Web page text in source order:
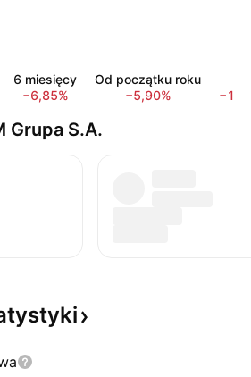
6 miesięcy
−6,85%
Od początku roku
−5,90%
Grupa S.A.